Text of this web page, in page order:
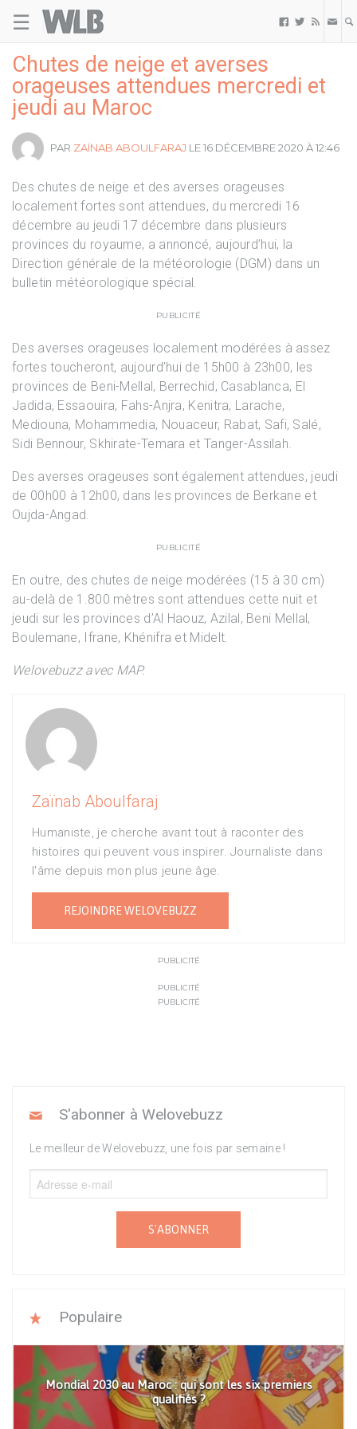
☰   
Chutes de neige et averses
orageuses attendues mercredi et
jeudi au Maroc
PAR ZAÏNAB ABOULFARAJ LE 16 DÉCEMBRE 2020 À 12:46
Des chutes de neige et des averses orageuses
localement fortes sont attendues, du mercredi 16
décembre au jeudi 17 décembre dans plusieurs
provinces du royaume, a annoncé, aujourd’hui, la
Direction générale de la météorologie (DGM) dans un
bulletin météorologique spécial.
PUBLICITÉ
Des averses orageuses localement modérées à assez
fortes toucheront, aujourd’hui de 15h00 à 23h00, les
provinces de Beni-Mellal, Berrechid, Casablanca, El
Jadida, Essaouira, Fahs-Anjra, Kenitra, Larache,
Mediouna, Mohammedia, Nouaceur, Rabat, Safi, Salé,
Sidi Bennour, Skhirate-Temara et Tanger-Assilah.
Des averses orageuses sont également attendues, jeudi
de 00h00 à 12h00, dans les provinces de Berkane et
Oujda-Angad.
PUBLICITÉ
En outre, des chutes de neige modérées (15 à 30 cm)
au-delà de 1.800 mètres sont attendues cette nuit et
jeudi sur les provinces d’Al Haouz, Azilal, Beni Mellal,
Boulemane, Ifrane, Khénifra et Midelt.
Welovebuzz avec MAP.
Zaïnab Aboulfaraj
Humaniste, je cherche avant tout à raconter des
histoires qui peuvent vous inspirer. Journaliste dans
l'âme depuis mon plus jeune âge.
REJOINDRE WELOVEBUZZ
PUBLICITÉ
PUBLICITÉ
PUBLICITÉ
S'abonner à Welovebuzz
Le meilleur de Welovebuzz, une fois par semaine !
S'ABONNER
Populaire
Mondial 2030 au Maroc : qui sont les six premiers
qualifiés ?